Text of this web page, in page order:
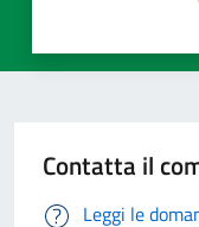
Contatta il
Leggi le